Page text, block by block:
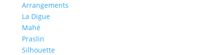
Arrangements
La Digue
Mahé
Praslin
Silhouette